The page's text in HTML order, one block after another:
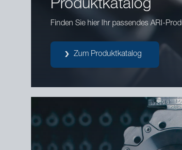
Produktkatalog
Finden Sie hier Ihr passendes ARI-
Zum Produktkatalog